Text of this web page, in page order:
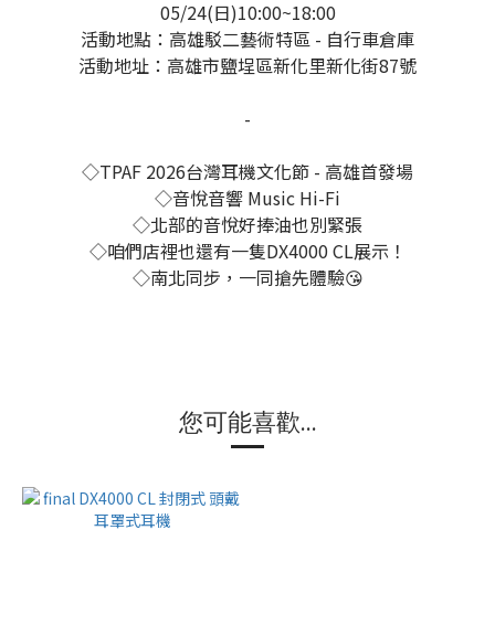
05/24(日)10:00~18:00
活動地點：高雄駁二藝術特區 - 自行車倉庫
活動地址：高雄市鹽埕區新化里新化街87號
-
◇TPAF 2026台灣耳機文化節 - 高雄首發場
◇音悅音響 Music Hi-Fi
◇北部的音悅好捧油也別緊張
◇咱們店裡也還有一隻DX4000 CL展示！
◇南北同步，一同搶先體驗😘
您可能喜歡...